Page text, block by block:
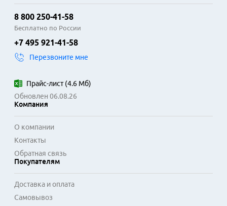
8 800 250-41-58
Бесплатно по России
+7 495 921-41-58
Перезвоните мне
Прайс-лист(4.6 Мб)
Обновлен 06.08.26
Компания
О компании
Контакты
Обратная связь
Покупателям
Доставка и оплата
Самовывоз